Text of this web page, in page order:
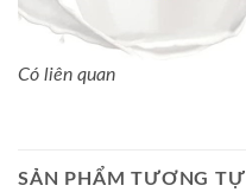
Có liên quan
SẢN PHẨM TƯƠNG TỰ